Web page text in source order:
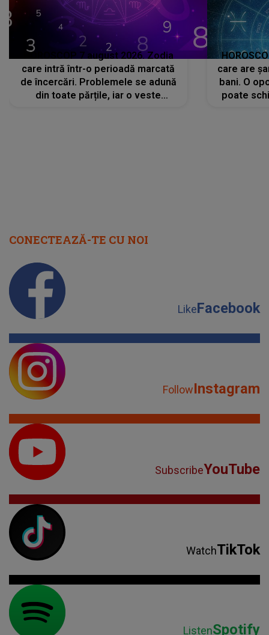
HOROSCOP 7 august 2026. Zodia
care intră într-o perioadă marcată
de încercări. Problemele se adună
din toate părțile, iar o veste
care are
bani. O
poate
CONECTEAZĂ-TE CU NOI
LikeFacebook
FollowInstagram
SubscribeYouTube
WatchTikTok
ListenSpotify